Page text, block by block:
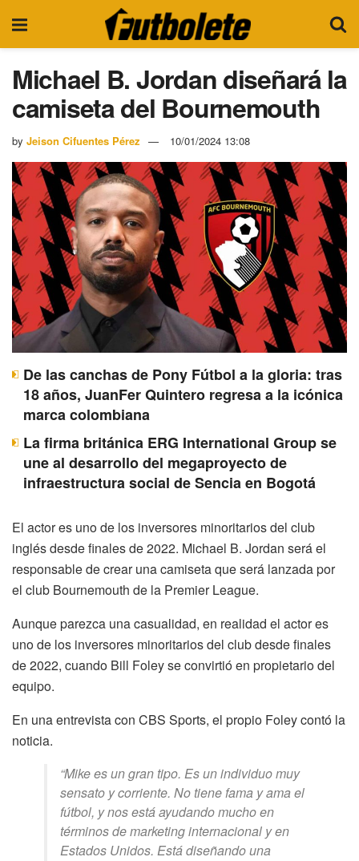
Michael B. Jordan diseñará la
camiseta del Bournemouth
by Jeison Cifuentes Pérez 10/01/2024 13:08
De las canchas de Pony Fútbol a la gloria: tras
18 años, JuanFer Quintero regresa a la icónica
marca colombiana
La firma británica ERG International Group se
une al desarrollo del megaproyecto de
infraestructura social de Sencia en Bogotá
El actor es uno de los inversores minoritarios del club
inglés desde finales de 2022. Michael B. Jordan será el
responsable de crear una camiseta que será lanzada por
el club Bournemouth de la Premier League.
Aunque parezca una casualidad, en realidad el actor es
uno de los inversores minoritarios del club desde finales
de 2022, cuando Bill Foley se convirtió en propietario del
equipo.
En una entrevista con CBS Sports, el propio Foley contó la
noticia.
“Mike es un gran tipo. Es un individuo muy
sensato y corriente. No tiene fama y ama el
fútbol, ​​y nos está ayudando mucho en
términos de marketing internacional y en
Estados Unidos. Está diseñando una